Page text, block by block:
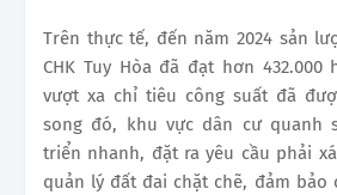
Trên thực tế, đến năm 2024 sản
CHK Tuy Hòa đã đạt hơn
vượt xa chỉ tiêu công suất đã
song đó, khu vực dân cư quanh
triển nhanh, đặt ra yêu cầu phải
quản lý đất đai chặt chẽ, đảm bảo